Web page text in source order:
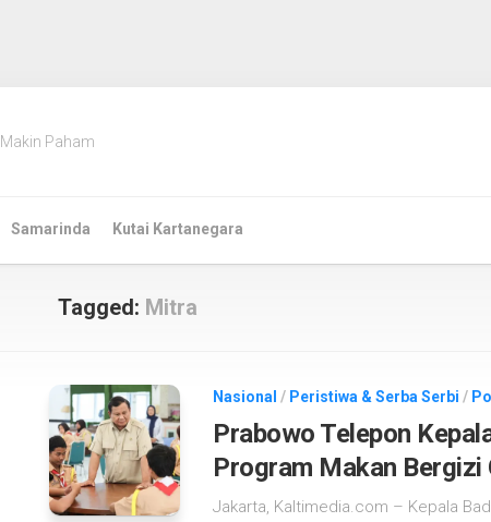
Paham
Samarinda Kutai Kartanegara
Tagged: Mitra
Nasional / Peristiwa & Serba Serbi /
Prabowo Telepon
Program Makan Bergizi
Jakarta, Kaltimedia.com – Kepala